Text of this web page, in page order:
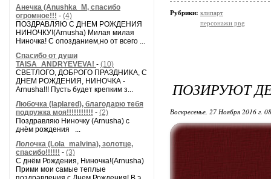
Анечка (Anushka_M, спасибо
огромное!!! - (4)
ПОЗДРАВЛЯЮ С ДНЕМ РОЖДЕНИЯ
НИНОЧКУ!(Arnusha) Милая милая
Ниночка! С опозданием,но от всего ...
Спасибо от души
TAISA_ANDRYEVEVA! - (10)
СВЕТЛОГО, ДОБРОГО ПРАЗДНИКА, С
ДНЕМ РОЖДЕНИЯ, НИНОЧКА -
Arnusha!!! Пусть будет крепким з...
Любочка (laplared), благодарю тебя
подружка моя!!!!!!!!!!! - (2)
Поздравляю Ниночку (Arnusha) с
днём рождения ...
Лолочка (Lola_malvina), золотце,
спасибо!!!!!! - (3)
С днём Рождения, Ниночка!(Аrnusha)
Прими мои самые теплые
Рубрики: клипарт
персонажи png
ПОЗИРУЮТ
Воскресенье, 27 Ноября 2016 г.